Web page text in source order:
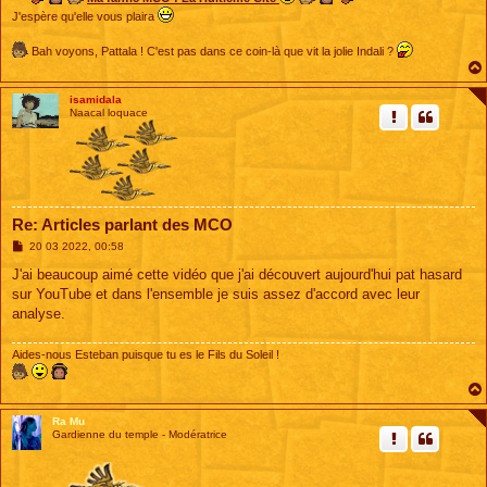
J'espère qu'elle vous plaira
Bah voyons, Pattala ! C'est pas dans ce coin-là que vit la jolie Indali ?
isamidala
Naacal loquace
Re: Articles parlant des MCO
M
s
a
g
20 03 2022, 00:58
J'ai beaucoup aimé cette vidéo que j'ai découvert aujourd'hui pat hasard
sur YouTube et dans l'ensemble je suis assez d'accord avec leur
analyse.
Aides-nous Esteban puisque tu es le Fils du Soleil !
Ra Mu
Gardienne du temple - Modératrice